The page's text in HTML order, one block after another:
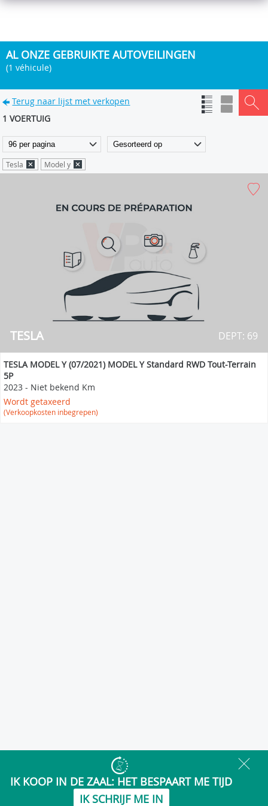
AL ONZE GEBRUIKTE AUTOVEILINGEN
(1 véhicule)
Terug naar lijst met verkopen
1 VOERTUIG
Tesla Model y
TESLA DEPT: 69
TESLA MODEL Y (07/2021) MODEL Y Standard RWD Tout-Terrain
5P
2023 - Niet bekend Km
Wordt getaxeerd
(Verkoopkosten inbegrepen)
IK KOOP IN DE ZAAL: HET BESPAART ME TIJD
IK SCHRIJF ME IN